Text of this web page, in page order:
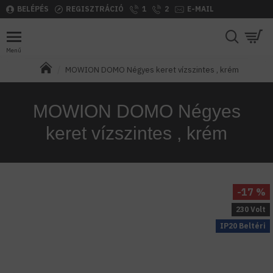
BELÉPÉS REGISZTRÁCIÓ 1 2 E-MAIL
MOWION DOMO Négyes keret vízszintes , krém
MOWION DOMO Négyes
keret vízszintes , krém
IP20 Beltéri
230 Volt
-17 %